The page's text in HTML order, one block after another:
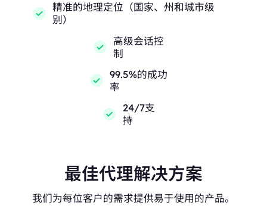
精准的地理定位（国家、州和城市级
别）
高级会话控
制
99.5%的成功
率
24/7支
持
最佳代理解决方案
我们为每位客户的需求提供易于使用的产品。